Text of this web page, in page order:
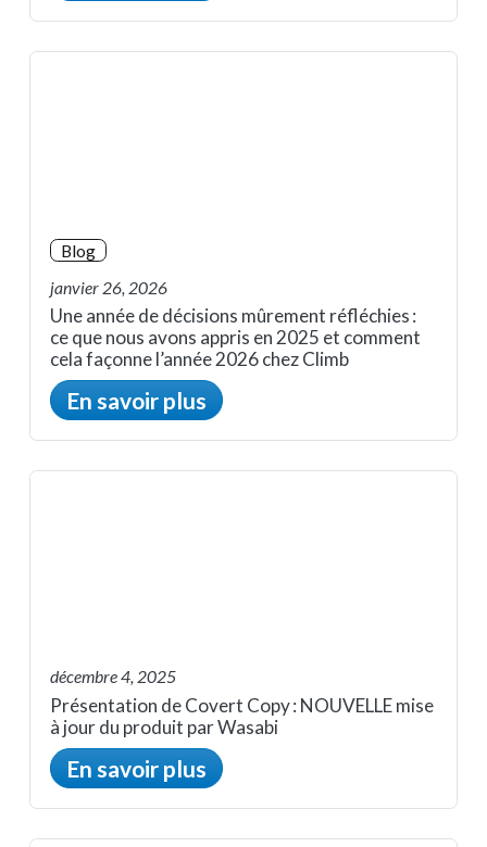
Blog
janvier 26, 2026
Une année de décisions mûrement réfléchies :
ce que nous avons appris en 2025 et comment
cela façonne l’année 2026 chez Climb
En savoir plus
décembre 4, 2025
Présentation de Covert Copy : NOUVELLE mise
à jour du produit par Wasabi
En savoir plus